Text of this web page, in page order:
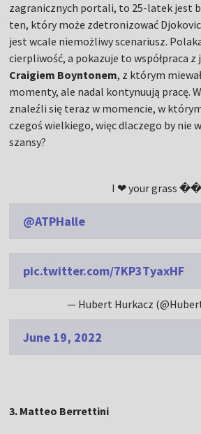
zagranicznych portali, to 25-latek jest
ten, który może zdetronizować
jest wcale niemożliwy scenariusz.
cierpliwość, a pokazuje to współpraca
Craigiem Boyntonem, z którym
momenty, ale nadal kontynuują pracę.
znaleźli się teraz w momencie, w
czegoś wielkiego, więc dlaczego by nie
szansy?
I ❤ your grass ��
@ATPHalle
pic.twitter.com/7KP3TyaxHF
— Hubert Hurkacz
June 19, 2022
3. Matteo Berrettini